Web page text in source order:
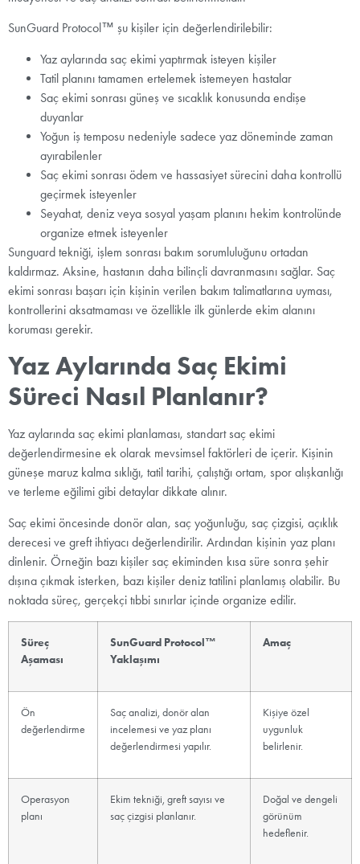
SunGuard Protocol™ şu kişiler için değerlendirilebilir:
Yaz aylarında saç ekimi yaptırmak isteyen kişiler
Tatil planını tamamen ertelemek istemeyen hastalar
Saç ekimi sonrası güneş ve sıcaklık konusunda endişe
duyanlar
Yoğun iş temposu nedeniyle sadece yaz döneminde zaman
ayırabilenler
Saç ekimi sonrası ödem ve hassasiyet sürecini daha kontrollü
geçirmek isteyenler
Seyahat, deniz veya sosyal yaşam planını hekim kontrolünde
organize etmek isteyenler
Sunguard tekniği, işlem sonrası bakım sorumluluğunu ortadan
kaldırmaz. Aksine, hastanın daha bilinçli davranmasını sağlar. Saç
ekimi sonrası başarı için kişinin verilen bakım talimatlarına uyması,
kontrollerini aksatmaması ve özellikle ilk günlerde ekim alanını
koruması gerekir.
Yaz Aylarında Saç Ekimi
Süreci Nasıl Planlanır?
Yaz aylarında saç ekimi planlaması, standart saç ekimi
değerlendirmesine ek olarak mevsimsel faktörleri de içerir. Kişinin
güneşe maruz kalma sıklığı, tatil tarihi, çalıştığı ortam, spor alışkanlığı
ve terleme eğilimi gibi detaylar dikkate alınır.
Saç ekimi öncesinde donör alan, saç yoğunluğu, saç çizgisi, açıklık
derecesi ve greft ihtiyacı değerlendirilir. Ardından kişinin yaz planı
dinlenir. Örneğin bazı kişiler saç ekiminden kısa süre sonra şehir
dışına çıkmak isterken, bazı kişiler deniz tatilini planlamış olabilir. Bu
noktada süreç, gerçekçi tıbbi sınırlar içinde organize edilir.
Süreç
Aşaması
SunGuard Protocol™
Yaklaşımı
Amaç
Ön
değerlendirme
Saç analizi, donör alan
incelemesi ve yaz planı
değerlendirmesi yapılır.
Kişiye özel
uygunluk
belirlenir.
Operasyon
planı
Ekim tekniği, greft sayısı ve
saç çizgisi planlanır.
Doğal ve dengeli
görünüm
hedeflenir.